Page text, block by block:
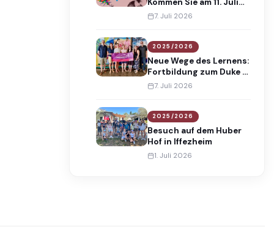
2026 an die Maria-
7. Juli 2026
2025/2026
Neue Wege des Lernens:
Fortbildung zum Duke of
Edinburgh’s
7. Juli 2026
2025/2026
Besuch auf dem Huber
Hof in Iffezheim
1. Juli 2026